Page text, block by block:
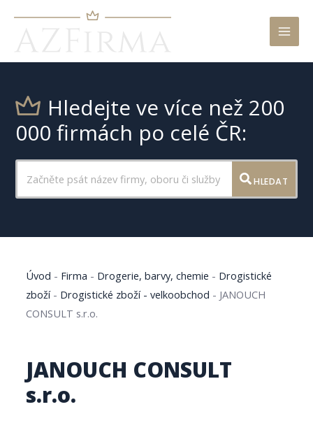
Hledejte ve více než 200
000 firmách po celé ČR:
HLEDAT
Úvod - Firma - Drogerie, barvy, chemie - Drogistické
zboží- Drogistické zboží - velkoobchod - JANOUCH
CONSULT s.r.o.
JANOUCH CONSULT
s.r.o.